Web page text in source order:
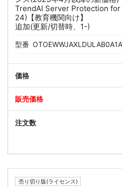
TrendAI Server Protection for
24)【教育機関向け】
追加(更新/切替時、1-)
型番
売り切り版(ライセンス)